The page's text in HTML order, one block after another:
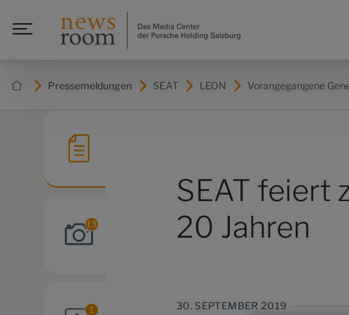
Pressemeldungen SEAT LEON Vorangegangene
13
1
SEAT feiert
20 Jahren
30. SEPTEMBER 2019